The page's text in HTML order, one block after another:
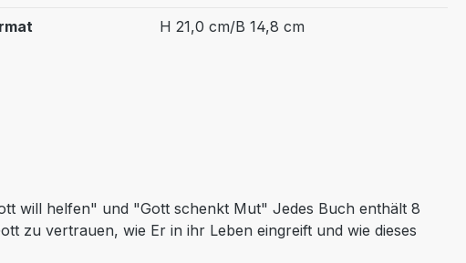
H 21,0 cm/B 14,8 cm
will helfen" und "Gott schenkt Mut" Jedes Buch enthält 8
zu vertrauen, wie Er in ihr Leben eingreift und wie dieses